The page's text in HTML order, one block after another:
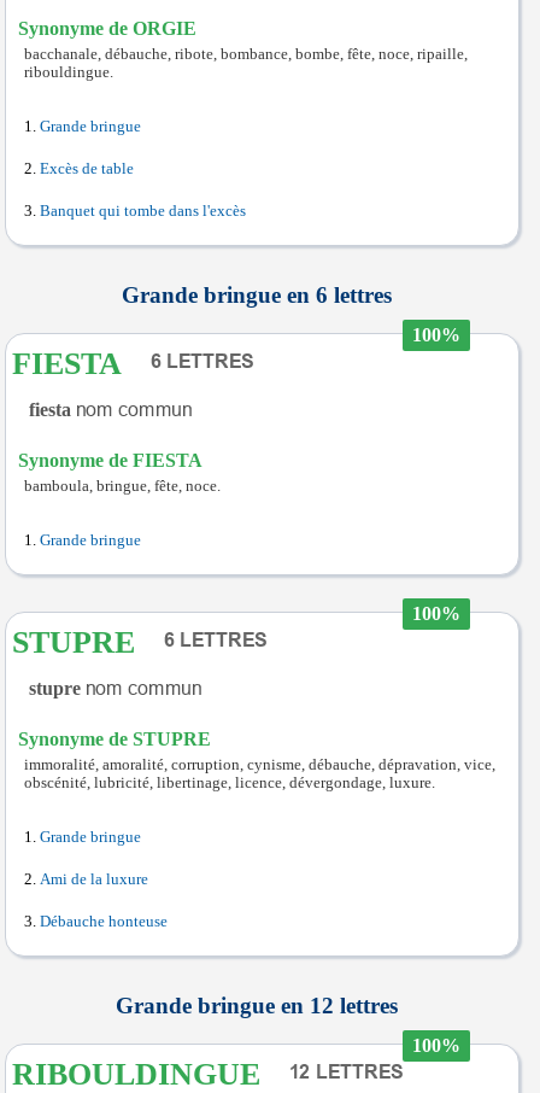
Synonyme de ORGIE
bacchanale, débauche, ribote, bombance, bombe, fête, noce, ripaille,
ribouldingue.
Grande bringue
Excès de table
Banquet qui tombe dans l'excès
Grande bringue en 6 lettres
100%
FIESTA
fiesta
Synonyme de FIESTA
bamboula, bringue, fête, noce.
Grande bringue
100%
STUPRE
stupre
Synonyme de STUPRE
immoralité, amoralité, corruption, cynisme, débauche, dépravation, vice,
obscénité, lubricité, libertinage, licence, dévergondage, luxure.
Grande bringue
Ami de la luxure
Débauche honteuse
Grande bringue en 12 lettres
100%
RIBOULDINGUE